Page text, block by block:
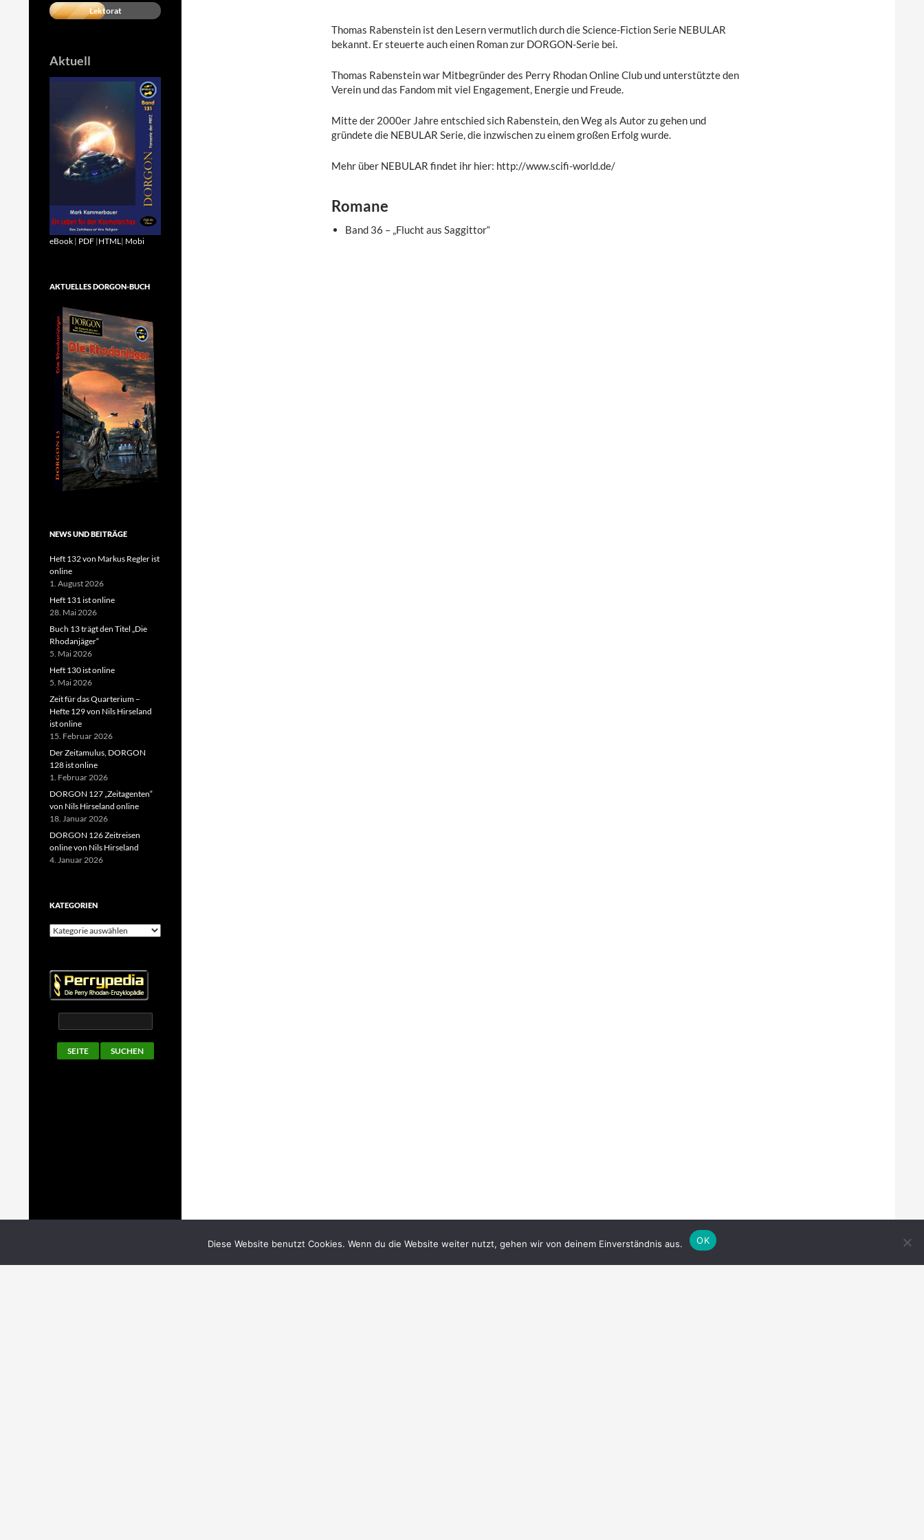
Thomas Rabenstein ist den Lesern vermutlich durch die Science-Fiction Serie NEBULAR
bekannt. Er steuerte auch einen Roman zur DORGON-Serie bei.
Thomas Rabenstein war Mitbegründer des Perry Rhodan Online Club und unterstützte den
Verein und das Fandom mit viel Engagement, Energie und Freude.
Mitte der 2000er Jahre entschied sich Rabenstein, den Weg als Autor zu gehen und
gründete die NEBULAR Serie, die inzwischen zu einem großen Erfolg wurde.
Mehr über NEBULAR findet ihr hier: http://www.scifi-world.de/
Romane
Band 36 – „Flucht aus Saggittor“
Lektorat
Aktuell
eBook | PDF |HTML | Mobi
AKTUELLES DORGON-BUCH
NEWS UND BEITRÄGE
Heft 132 von Markus Regler ist
online
1. August 2026
Heft 131 ist online
28. Mai 2026
Buch 13 trägt den Titel „Die
Rhodanjäger“
5. Mai 2026
Heft 130 ist online
5. Mai 2026
Zeit für das Quarterium –
Hefte 129 von Nils Hirseland
ist online
15. Februar 2026
Der Zeitamulus, DORGON
128 ist online
1. Februar 2026
DORGON 127 „Zeitagenten“
von Nils Hirseland online
18. Januar 2026
DORGON 126 Zeitreisen
online von Nils Hirseland
4. Januar 2026
KATEGORIEN
Kategorien
Diese Website benutzt Cookies. Wenn du die Website weiter nutzt, gehen wir von deinem Einverständnis aus. OK